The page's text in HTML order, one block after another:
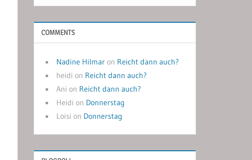
COMMENTS
Nadine Hilmar on Reicht dann auch?
heidi on Reicht dann auch?
Ani on Reicht dann auch?
Heidi on Donnerstag
Loisi on Donnerstag